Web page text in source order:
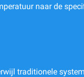
naar de
traditionele